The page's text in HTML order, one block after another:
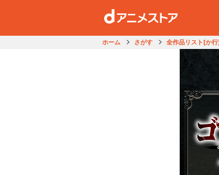
ホーム さがす 全作品リスト[か